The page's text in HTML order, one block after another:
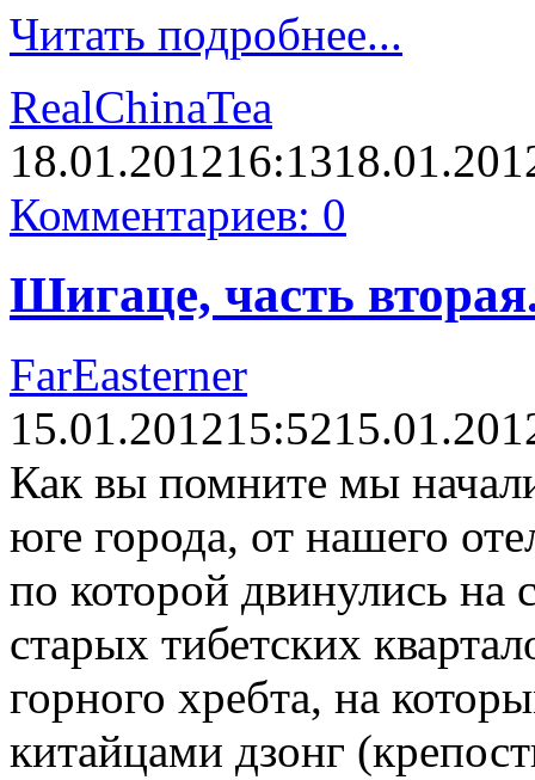
Читать подробнее...
RealChinaTea
18.01.201216:13
Комментариев: 0
Шигаце, часть
FarEasterner
15.01.201215:52
Как вы помните мы
юге города, от нашего
по которой двинулись на
старых тибетских
горного хребта, на
китайцами дзонг